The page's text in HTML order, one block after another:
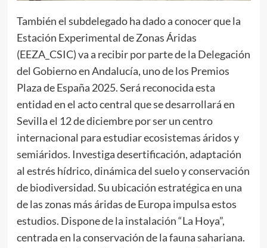
También el subdelegado ha dado a conocer que la
Estación Experimental de Zonas Áridas
(EEZA_CSIC) va a recibir por parte de la Delegación
del Gobierno en Andalucía, uno de los Premios
Plaza de España 2025. Será reconocida esta
entidad en el acto central que se desarrollará en
Sevilla el 12 de diciembre por ser un centro
internacional para estudiar ecosistemas áridos y
semiáridos. Investiga desertificación, adaptación
al estrés hídrico, dinámica del suelo y conservación
de biodiversidad. Su ubicación estratégica en una
de las zonas más áridas de Europa impulsa estos
estudios. Dispone de la instalación “La Hoya”,
centrada en la conservación de la fauna sahariana.